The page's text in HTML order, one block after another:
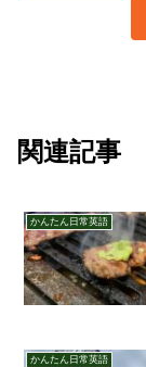
関連記事
かんたん日常英語
かんたん日常英語